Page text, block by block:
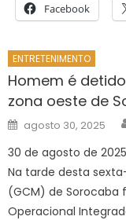
Facebook
ENTRETENIMENTO
Homem é
zona oeste de
Posted
on
agosto 30, 2025
30 de agosto de
Na tarde desta
(GCM) de Sorocaba
Operacional